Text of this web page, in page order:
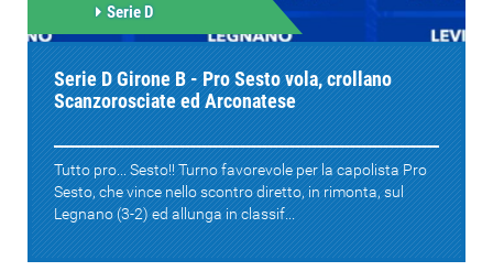
Serie D
Serie D Girone B - Pro Sesto vola, crollano
Scanzorosciate ed Arconatese
Tutto pro... Sesto!! Turno favorevole per la capolista Pro
Sesto, che vince nello scontro diretto, in rimonta, sul
Legnano (3-2) ed allunga in classif...